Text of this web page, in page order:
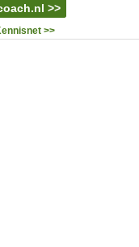
>>
>>